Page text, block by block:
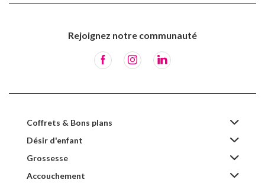
Rejoignez notre communauté
Coffrets & Bons plans
Désir d'enfant
Grossesse
Accouchement